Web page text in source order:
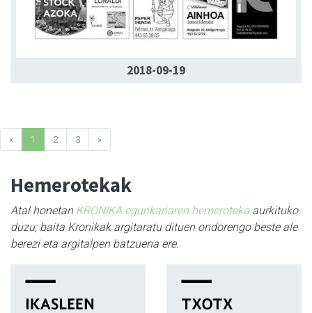
2018-09-19
« 1 2 3 »
Hemerotekak
Atal honetan KRONIKA egunkariaren hemeroteka aurkituko
duzu; baita Kronikak argitaratu dituen ondorengo beste ale
berezi eta argitalpen batzuena ere.